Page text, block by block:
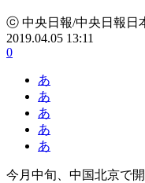
ⓒ 中央日報/中央日報日
2019.04.05 13:11
0
あ
あ
あ
あ
あ
今月中旬、中国北京で